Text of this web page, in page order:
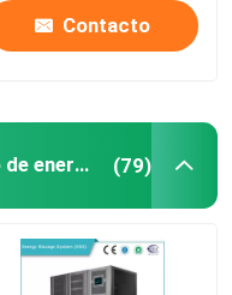
Contacto
Sistema del almacenamiento de energía (79)